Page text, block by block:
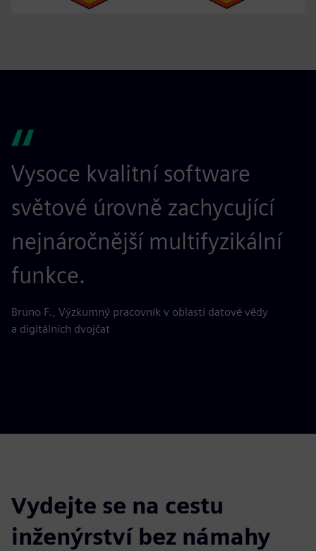
Vysoce kvalitní software
světové úrovně zachycující
nejnáročnější multifyzikální
funkce.
Bruno F., Výzkumný pracovník v oblasti datové vědy
a digitálních dvojčat
Vydejte se na cestu
inženýrství bez námahy